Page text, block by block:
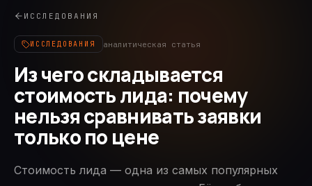
ИССЛЕДОВАНИЯ
ИССЛЕДОВАНИЯ аналитическая статья
Из чего складывается
стоимость лида: почему
нельзя сравнивать заявки
только по цене
Стоимость лида — одна из самых популярных